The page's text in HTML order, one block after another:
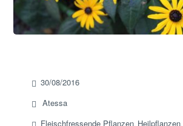
30/08/2016
Atessa
Fleischfressende Pflanzen, Heilpflanzen,